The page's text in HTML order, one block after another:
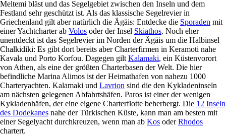
Meltemi bläst und das Segelgebiet zwischen den Inseln und dem
Festland sehr geschützt ist. Als das klassische Segelrevier in
Griechenland gilt aber natürlich die Ägäis: Entdecke die Sporaden mit
einer Yachtcharter ab Volos oder der Insel Skiathos. Noch eher
unentdeckt ist das Segelrevier im Norden der Ägäis um die Halbinsel
Chalkidiki: Es gibt dort bereits aber Charterfirmen in Keramoti nahe
Kavala und Porto Korfou. Dagegen gilt Kalamaki, ein Küstenvorort
von Athen, als eine der größten Charterbasen der Welt. Die hier
befindliche Marina Alimos ist der Heimathafen von nahezu 1000
Charteryachten. Kalamaki und Lavrion sind die den Kykladeninseln
am nächsten gelegenen Abfahrtshäfen. Paros ist einer der wenigen
Kykladenhäfen, der eine eigene Charterflotte beherbergt. Die 12 Inseln
des Dodekanes nahe der Türkischen Küste, kann man am besten mit
einer Segelyacht durchkreuzen, wenn man ab Kos oderRhodos
chartert.